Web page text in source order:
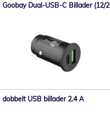
Goobay Dual-USB-C Billader (12/
dobbelt USB billader 2.4 A